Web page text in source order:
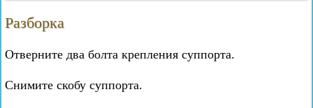
Разборка
Отверните два болта крепления суппорта.
Снимите скобу суппорта.